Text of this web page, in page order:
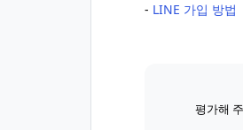
- LINE 가입 방법
평가해